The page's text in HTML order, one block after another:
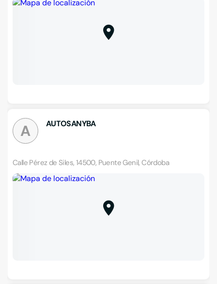
A AUTOSANYBA
Calle Pérez de Siles, 14500, Puente Genil, Córdoba